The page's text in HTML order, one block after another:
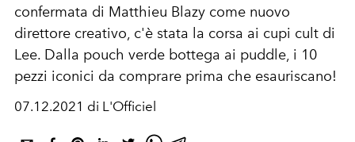
confermata di Matthieu Blazy come nuovo
direttore creativo, c'è stata la corsa ai cupi cult di
Lee. Dalla pouch verde bottega ai puddle, i 10
pezzi iconici da comprare prima che esauriscano!
07.12.2021 di L'Officiel